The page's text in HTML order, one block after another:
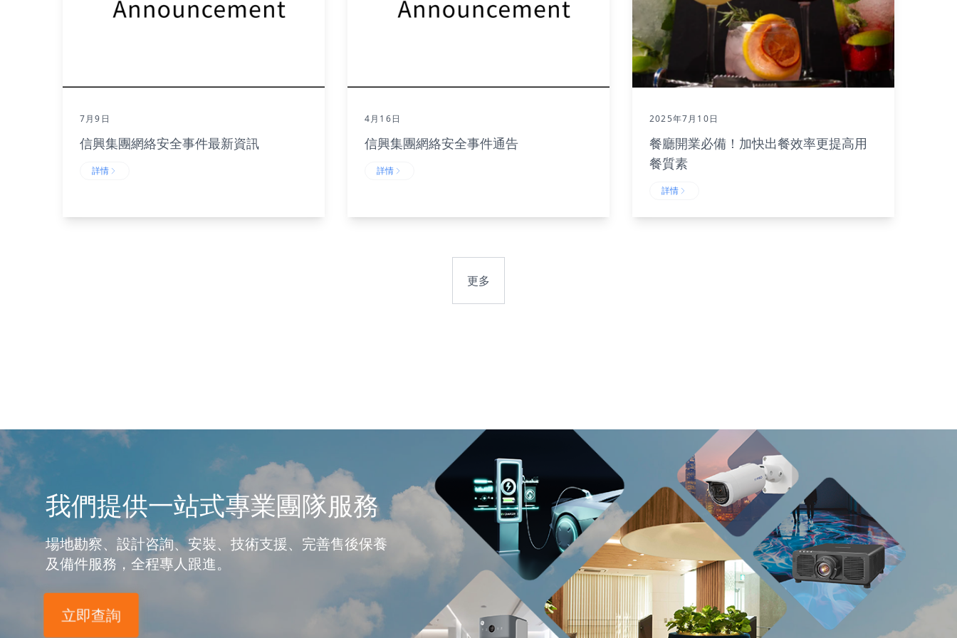
7月9日
信興集團網絡安全事件最新資訊
詳情
4月16日
信興集團網絡安全事件通告
詳情
2025年7月10日
餐廳開業必備！加快出餐效率更提高用
餐質素
詳情
更多
我們提供一站式專業團隊服務
場地勘察、設計咨詢、安裝、技術支援、完善售後保養
及備件服務，全程專人跟進。
立即查詢